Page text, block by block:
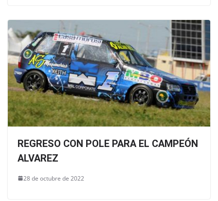
REGRESO CON POLE PARA EL CAMPEÓN
ALVAREZ
28 de octubre de 2022